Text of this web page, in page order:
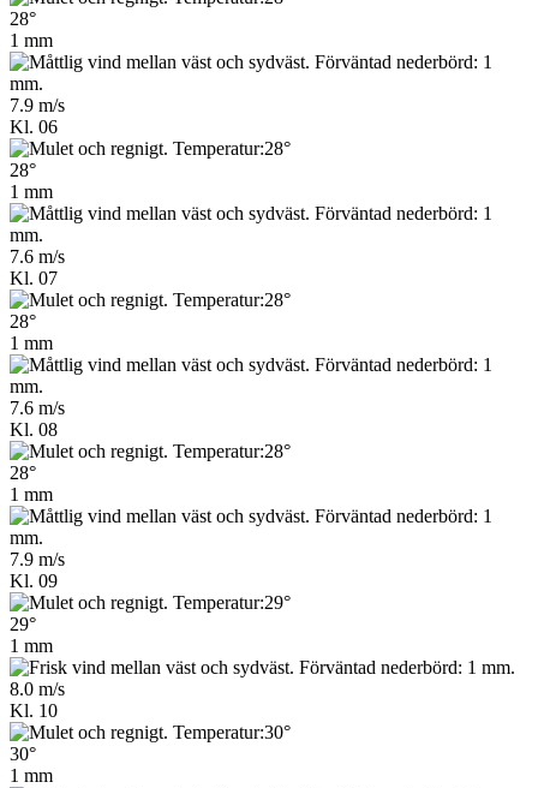
28°
1 mm
7.9 m/s
Kl. 06
28°
1 mm
7.6 m/s
Kl. 07
28°
1 mm
7.6 m/s
Kl. 08
28°
1 mm
7.9 m/s
Kl. 09
29°
1 mm
8.0 m/s
Kl. 10
30°
1 mm